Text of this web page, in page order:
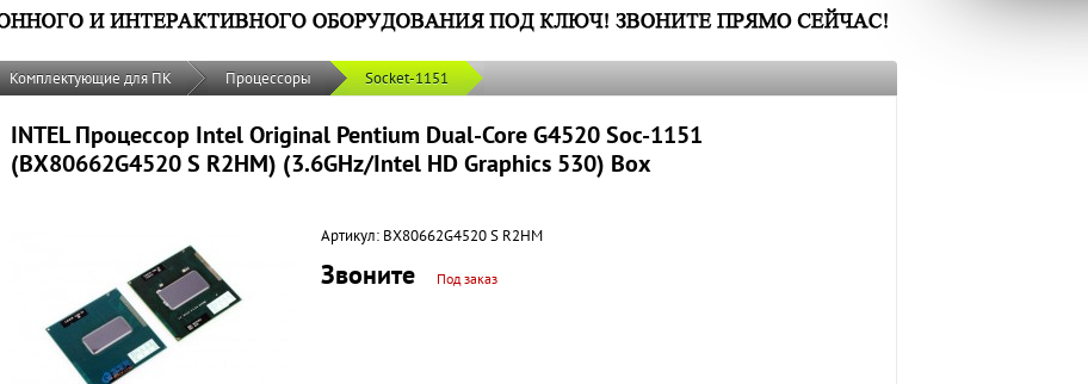
Комплектующие для ПК Процессоры Socket-1151
INTEL Процессор Intel Original Pentium Dual-Core G4520 Soc-1151
(BX80662G4520 S R2HM) (3.6GHz/Intel HD Graphics 530) Box
Артикул: BX80662G4520 S R2HM
Звоните Под заказ